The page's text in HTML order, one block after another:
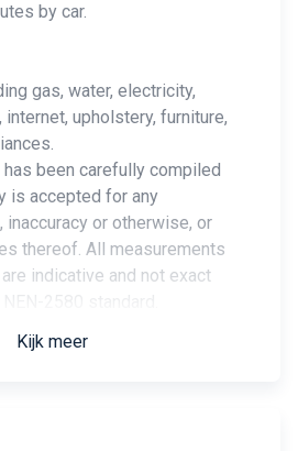
by car.
gas, water, electricity,
upholstery, furniture,
been carefully compiled
is accepted for any
or otherwise, or
thereof. All measurements
indicative and not exact
Kijk meer